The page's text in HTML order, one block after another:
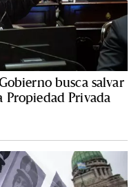
busca salvar
Privada